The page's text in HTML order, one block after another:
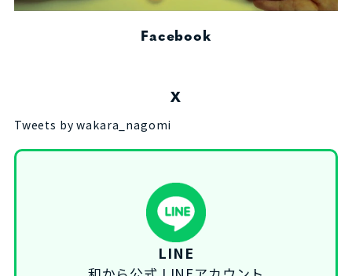
Facebook
X
Tweets by wakara_nagomi
LINE